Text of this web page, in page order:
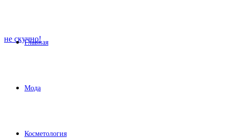
не скучно!
Главная
Мода
Косметология